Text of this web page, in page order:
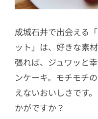
成城石井で出会える
ット」は、好きな素
張れば、ジュワッと
ンケーキ。モチモチ
えないおいしさです
かがですか？